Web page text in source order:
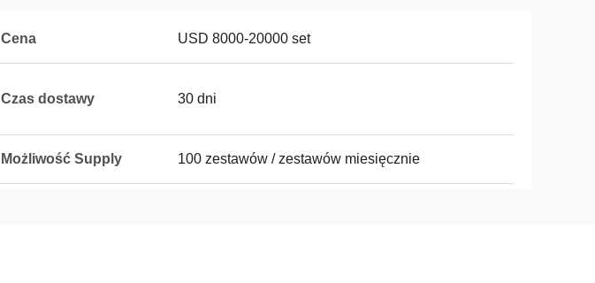
Cena USD 8000-20000 set
Czas dostawy 30 dni
Możliwość Supply 100 zestawów / zestawów miesięcznie